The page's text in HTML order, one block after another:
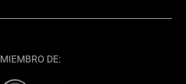
MIEMBRO DE: